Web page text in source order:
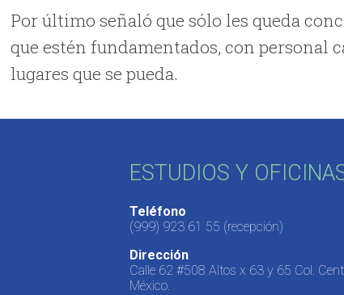
Por último señaló que sólo les queda
que estén fundamentados, con personal
lugares que se pueda.
ESTUDIOS Y
Teléfono
(999) 923 61 55 (recepción)
Dirección
Calle 62 #508 Altos x 63 y 65 Col.
México.